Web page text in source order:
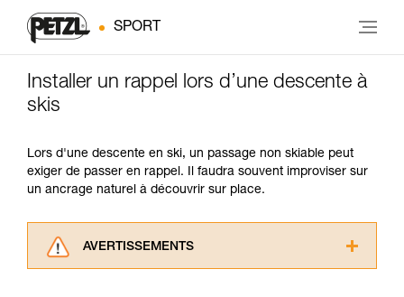
SPORT
Installer un rappel lors d’une descente à
skis
Lors d'une descente en ski, un passage non skiable peut
exiger de passer en rappel. Il faudra souvent improviser sur
un ancrage naturel à découvrir sur place.
AVERTISSEMENTS